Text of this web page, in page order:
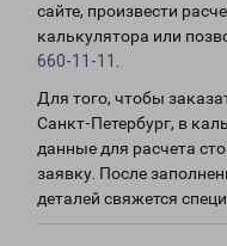
сайте, произвести
калькулятора или
660-11-11
Для того, чтобы
Санкт-Петербург, в
данные для расчета
заявку. После
деталей свяжется